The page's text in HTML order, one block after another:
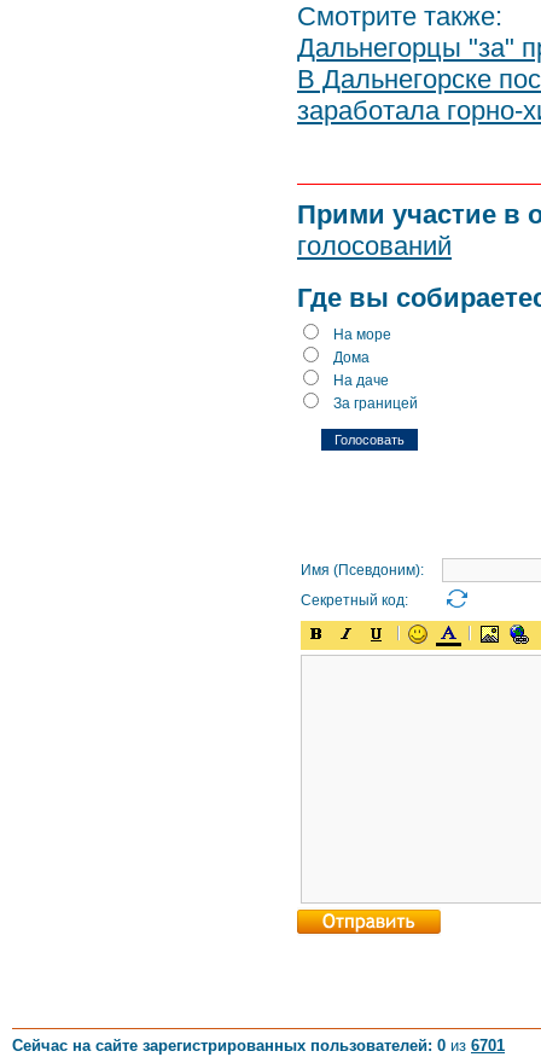
Смотрите также:
Дальнегорцы "за"
В Дальнегорске
заработала горно-
Прими участие в
голосований
Где вы
На море
Дома
На даче
За границей
Имя (Псевдоним):
Секретный код:
Сейчас на сайте зарегистрированных пользователей: 0 из 6701